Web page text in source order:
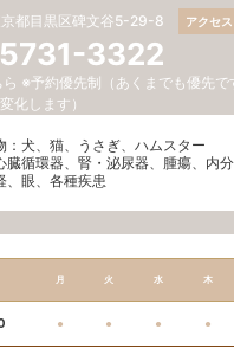
都目黒区碑文谷5-29-8 アクセス
3322
※予約優先制（あくまでも優先
化します）
：犬、猫、うさぎ、ハムスター
臓循環器、腎・泌尿器、腫瘍、内分
、眼、各種疾患
月 火 水 木
● ● ● ●